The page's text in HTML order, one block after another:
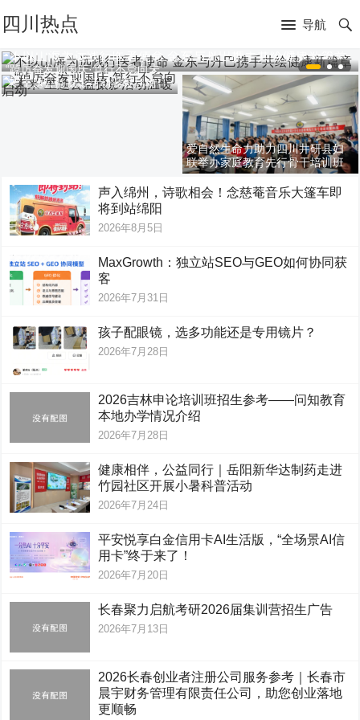
四川热点 导航
不以山海为远践行医者使命 金东与丹巴携手共绘健康新篇章
“踔厉奋发迎国庆·笃行不怠向未
来”主题公益摄影活动温暖启动
爱自然生命力助力四川井研县妇
联举办家庭教育先行骨干培训班
声入绵州，诗歌相会！念慈菴音乐大篷车即
将到站绵阳
2026年8月5日
MaxGrowth：独立站SEO与GEO如何协同获
客
2026年7月31日
孩子配眼镜，选多功能还是专用镜片？
2026年7月28日
2026吉林申论培训班招生参考——问知教育
本地办学情况介绍
2026年7月28日
健康相伴，公益同行｜岳阳新华达制药走进
竹园社区开展小暑科普活动
2026年7月24日
平安悦享白金信用卡AI生活版，“全场景AI信
用卡”终于来了！
2026年7月20日
长春聚力启航考研2026届集训营招生广告
2026年7月13日
2026长春创业者注册公司服务参考｜长春市
晨宇财务管理有限责任公司，助您创业落地
更顺畅